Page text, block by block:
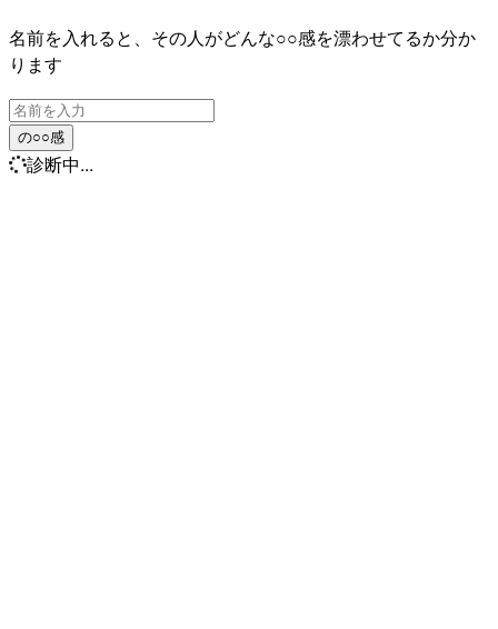
名前を入れると、その人がどんな○○感を漂わせてるか分か
ります
の○○感
診断中...